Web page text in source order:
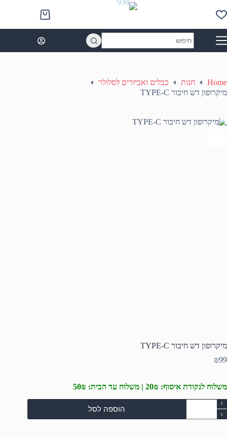
to
content
Shopping
cart
results
Home חנות
כבלים ואביזרים לסלולר
מיקרופון דש חיבור TYPE-C
מיקרופון דש חיבור TYPE-C
₪99
משלוח לנקודת איסוף: 20₪ | משלוח עד הבית: 50₪
כמות
של
מיקרופון
הוספה לסל